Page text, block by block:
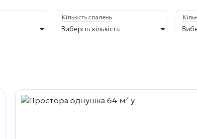
Кількість спалень
Виберіть кількість